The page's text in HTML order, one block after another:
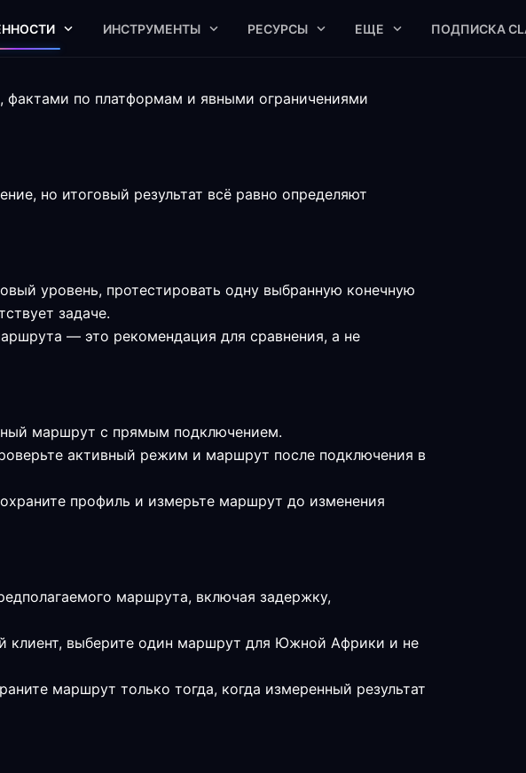
ИНСТРУМЕНТЫ РЕСУРСЫ ЕЩЕ ПОДПИСКА
по платформам и явными ограничениями
но итоговый результат всё равно определяют
уровень, протестировать одну выбранную конечную
задаче.
— это рекомендация для сравнения, а не
маршрут с прямым подключением.
активный режим и маршрут после подключения в
профиль и измерьте маршрут до изменения
маршрута, включая задержку,
клиент, выберите один маршрут для Южной Африки и не
маршрут только тогда, когда измеренный результат